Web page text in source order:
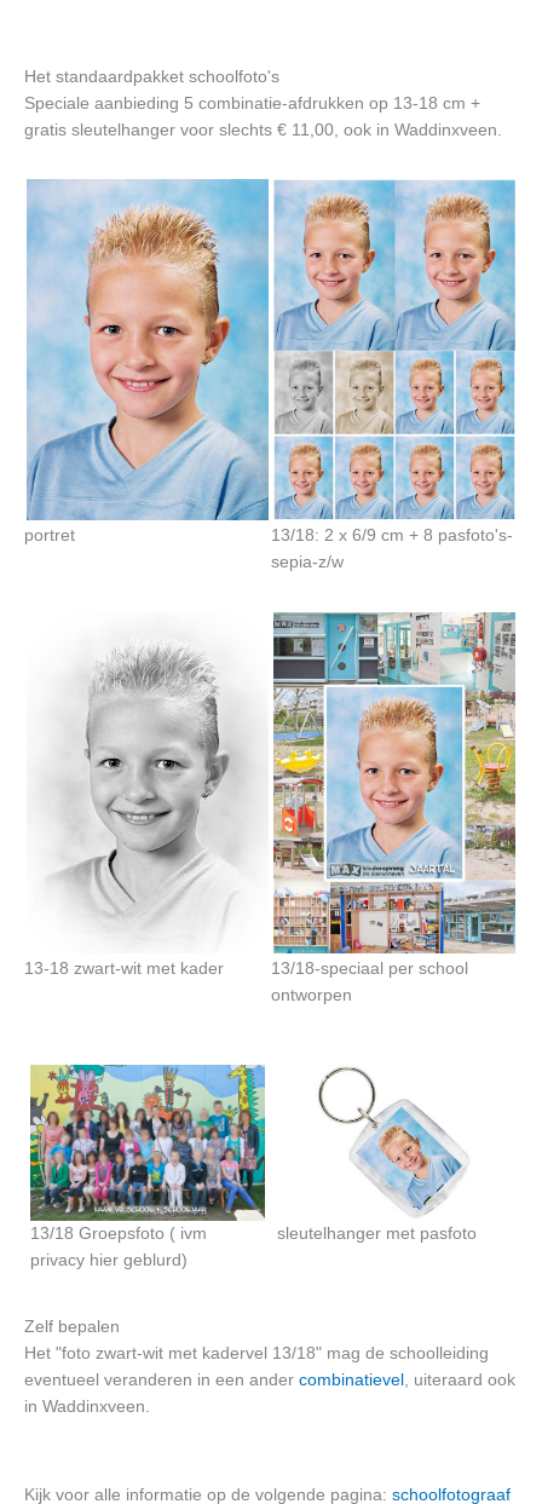
Het standaardpakket schoolfoto's
Speciale aanbieding 5 combinatie-afdrukken op 13-18 cm +
gratis sleutelhanger voor slechts € 11,00, ook in Waddinxveen.
portret
13/18: 2 x 6/9 cm + 8 pasfoto's-
sepia-z/w
13-18 zwart-wit met kader
13/18-speciaal per school
ontworpen
13/18 Groepsfoto ( ivm
privacy hier geblurd)
sleutelhanger met pasfoto
Zelf bepalen
Het "foto zwart-wit met kadervel 13/18" mag de schoolleiding
eventueel veranderen in een ander combinatievel , uiteraard ook
in Waddinxveen.
Kijk voor alle informatie op de volgende pagina: schoolfotograaf